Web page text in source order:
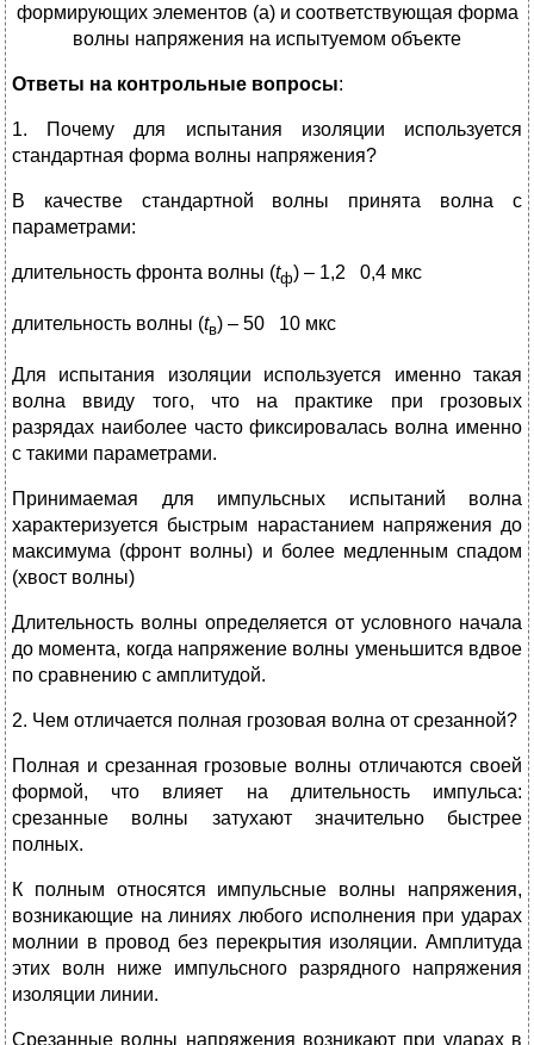
формирующих элементов (а) и соответствующая форма
волны напряжения на испытуемом объекте
Ответы на контрольные вопросы:
1. Почему для испытания изоляции используется
стандартная форма волны напряжения?
В качестве стандартной волны принята волна с
параметрами:
длительность фронта волны (tф) – 1,2 0,4 мкс
длительность волны (tв) – 50 10 мкс
Для испытания изоляции используется именно такая
волна ввиду того, что на практике при грозовых
разрядах наиболее часто фиксировалась волна именно
с такими параметрами.
Принимаемая для импульсных испытаний волна
характеризуется быстрым нарастанием напряжения до
максимума (фронт волны) и более медленным спадом
(хвост волны)
Длительность волны определяется от условного начала
до момента, когда напряжение волны уменьшится вдвое
по сравнению с амплитудой.
2. Чем отличается полная грозовая волна от срезанной?
Полная и срезанная грозовые волны отличаются своей
формой, что влияет на длительность импульса:
срезанные волны затухают значительно быстрее
полных.
К полным относятся импульсные волны напряжения,
возникающие на линиях любого исполнения при ударах
молнии в провод без перекрытия изоляции. Амплитуда
этих волн ниже импульсного разрядного напряжения
изоляции линии.
Срезанные волны напряжения возникают при ударах в